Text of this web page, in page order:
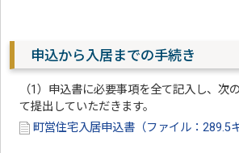
申込から入居までの手続き
（1）申込書に必要事項を全て記入し、次
て提出していただきます。
町営住宅入居申込書（ファイル：289.5